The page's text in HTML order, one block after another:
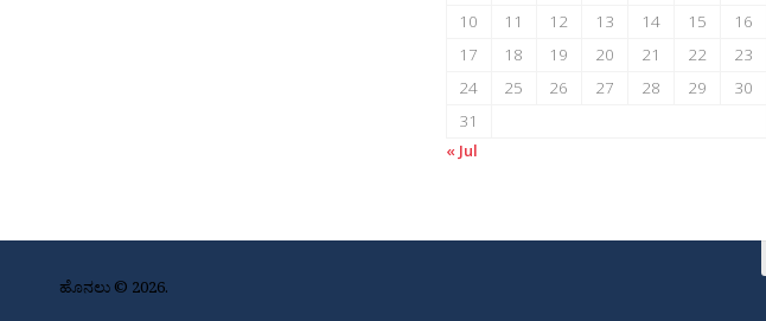
10
11 12 13 14 15
16
17
18 19 20 21 22
23
24
25 26 27 28 29
30
31
« Jul
ಹೊನಲು © 2026.